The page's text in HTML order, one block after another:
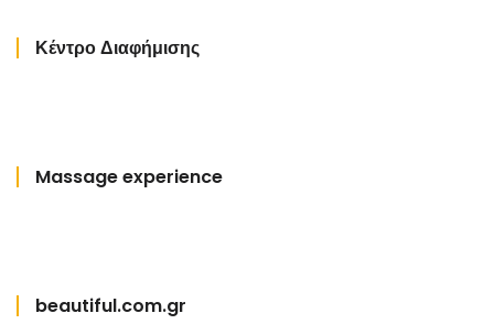
Κέντρο Διαφήμισης
Massage experience
beautiful.com.gr